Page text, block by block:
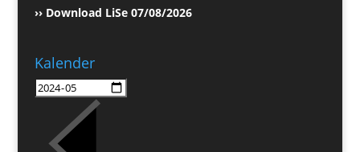
›› Download LiSe 07/08/2026
Kalender